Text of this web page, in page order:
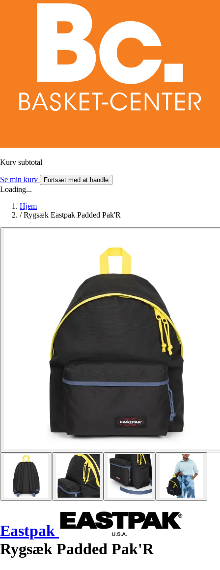
Kurv subtotal
Se min kurv Fortsæt med at handle
Loading...
Hjem
/ Rygsæk Eastpak Padded Pak'R
Eastpak
Rygsæk Padded Pak'R